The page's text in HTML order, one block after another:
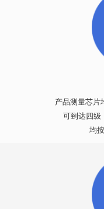
产品测量芯片
可到达四级
均